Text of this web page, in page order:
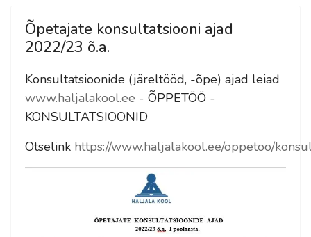
Õpetajate konsultatsiooni ajad
2022/23 õ.a.
Konsultatsioonide (järeltööd, -õpe) ajad leiad
www.haljalakool.ee - ÕPPETÖÖ -
KONSULTATSIOONID
Otselink https://www.haljalakool.ee/oppetoo/